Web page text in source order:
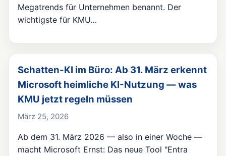
Megatrends für Unternehmen benannt. Der
wichtigste für KMU…
Schatten-KI im Büro: Ab 31. März erkennt
Microsoft heimliche KI-Nutzung — was
KMU jetzt regeln müssen
März 25, 2026
Ab dem 31. März 2026 — also in einer Woche —
macht Microsoft Ernst: Das neue Tool "Entra